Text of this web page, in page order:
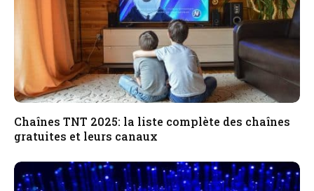
Chaînes TNT 2025: la liste complète des chaînes
gratuites et leurs canaux